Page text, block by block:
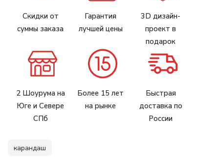
Скидки от
суммы заказа
Гарантия
лучшей цены
3D дизайн-
проект в
подарок
2 Шоурума на
Юге и Севере
СПб
Более 15 лет
на рынке
Быстрая
доставка по
России
карандаш